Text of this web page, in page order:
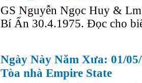
GS Nguyễn Ngọc Huy &
Bí Ẩn 30.4.1975. Đọc cho
Ngày Này Năm Xưa: 01/
Tòa nhà Empire State